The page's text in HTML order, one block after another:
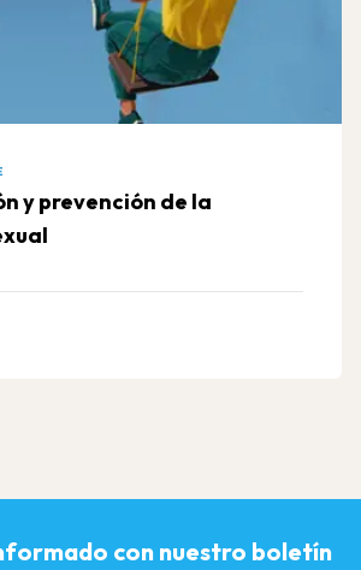
y prevención de la
con nuestro boletín